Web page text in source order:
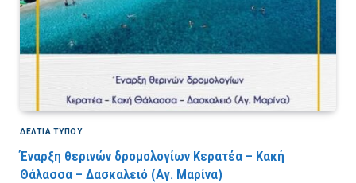
ΔΕΛΤΙΑ ΤΥΠΟΥ
Έναρξη θερινών δρομολογίων Κερατέα – Κακή
Θάλασσα – Δασκαλειό (Αγ. Μαρίνα)